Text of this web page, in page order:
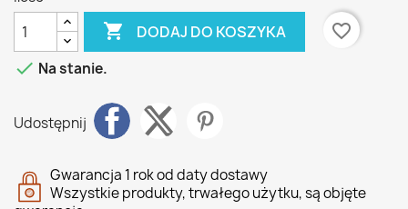
 DODAJ DO KOSZYKA
favorite_border
 Na stanie.
Udostępnij
Gwarancja 1 rok od daty dostawy
Wszystkie produkty, trwałego użytku, są objęte